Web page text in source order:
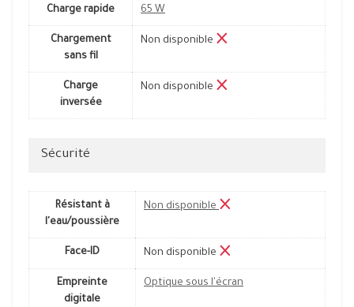
Charge rapide 65 W
Chargement
sans fil
Non disponible
Charge
inversée
Non disponible
Sécurité
Résistant à
l'eau/poussière
Non disponible
Face-ID Non disponible
Empreinte
digitale
Optique sous l'écran